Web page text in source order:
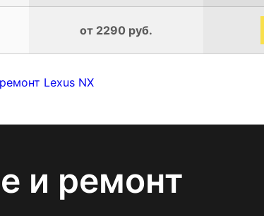
от 2290 руб.
Lexus NX
и ремонт